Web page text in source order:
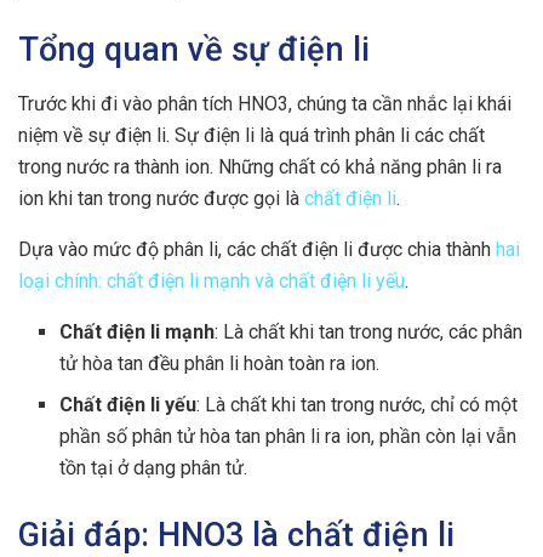
Tổng quan về sự điện li
Trước khi đi vào phân tích HNO3, chúng ta cần nhắc lại khái
niệm về sự điện li. Sự điện li là quá trình phân li các chất
trong nước ra thành ion. Những chất có khả năng phân li ra
ion khi tan trong nước được gọi là chất điện li.
Dựa vào mức độ phân li, các chất điện li được chia thành hai
loại chính: chất điện li mạnh và chất điện li yếu.
Chất điện li mạnh: Là chất khi tan trong nước, các phân
tử hòa tan đều phân li hoàn toàn ra ion.
Chất điện li yếu: Là chất khi tan trong nước, chỉ có một
phần số phân tử hòa tan phân li ra ion, phần còn lại vẫn
tồn tại ở dạng phân tử.
Giải đáp: HNO3 là chất điện li